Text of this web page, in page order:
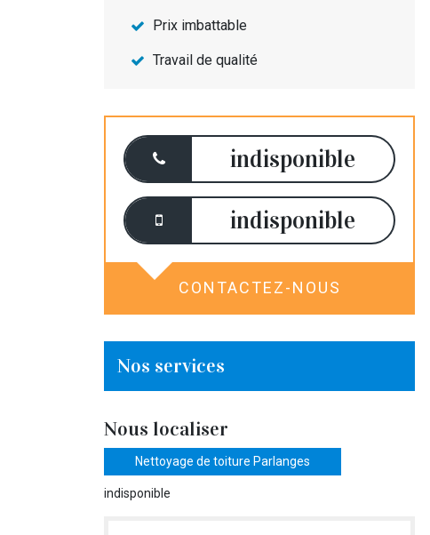
Prix imbattable
Travail de qualité
indisponible
indisponible
CONTACTEZ-NOUS
Nos services
Nous localiser
Nettoyage de toiture Parlanges
indisponible